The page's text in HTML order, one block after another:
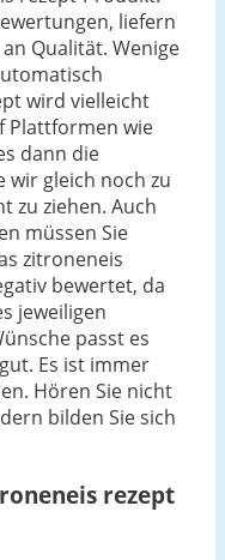
liefern
Qualität. Wenige
wird vielleicht
Plattformen wie
dann die
wir gleich noch zu
zu ziehen. Auch
müssen Sie
zitroneneis
bewertet, da
jeweiligen
passt es
Es ist immer
Hören Sie nicht
bilden Sie sich
rezept